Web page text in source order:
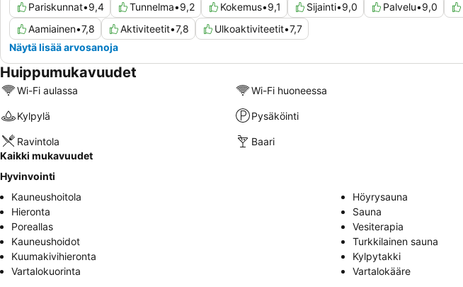
Pariskunnat•9,4 Tunnelma•9,2 Kokemus•9,1 Sijainti•9,0 Palvelu•9,0
Aamiainen•7,8 Aktiviteetit•7,8 Ulkoaktiviteetit•7,7
Näytä lisää arvosanoja
Huippumukavuudet
Wi-Fi aulassa Wi-Fi huoneessa
Kylpylä Pysäköinti
Ravintola Baari
Kaikki mukavuudet
Hyvinvointi
Kauneushoitola
Höyrysauna
Hieronta
Sauna
Poreallas
Vesiterapia
Kauneushoidot
Turkkilainen sauna
Kuumakivihieronta
Kylpytakki
Vartalokuorinta
Vartalokääre